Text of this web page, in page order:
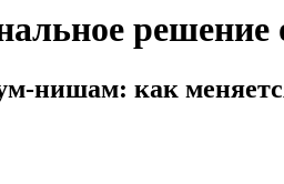
решение
нишам: как